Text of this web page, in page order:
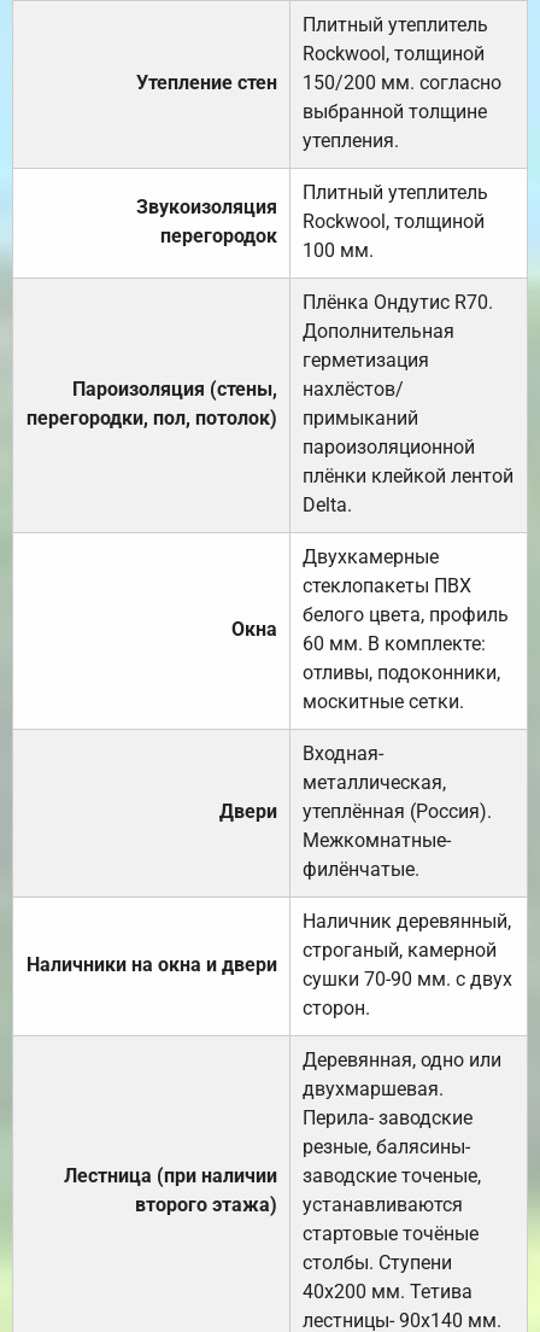
Утепление стен
Плитный утеплитель
Rockwool, толщиной
150/200 мм. согласно
выбранной толщине
утепления.
Звукоизоляция
перегородок
Плитный утеплитель
Rockwool, толщиной
100 мм.
Пароизоляция (стены,
перегородки, пол, потолок)
Плёнка Ондутис R70.
Дополнительная
герметизация
нахлёстов/
примыканий
пароизоляционной
плёнки клейкой лентой
Delta.
Окна
Двухкамерные
стеклопакеты ПВХ
белого цвета, профиль
60 мм. В комплекте:
отливы, подоконники,
москитные сетки.
Двери
Входная-
металлическая,
утеплённая (Россия).
Межкомнатные-
филёнчатые.
Наличники на окна и двери
Наличник деревянный,
строганый, камерной
сушки 70-90 мм. с двух
сторон.
Лестница (при наличии
второго этажа)
Деревянная, одно или
двухмаршевая.
Перила- заводские
резные, балясины-
заводские точеные,
устанавливаются
стартовые точёные
столбы. Ступени
40х200 мм. Тетива
лестницы- 90х140 мм.